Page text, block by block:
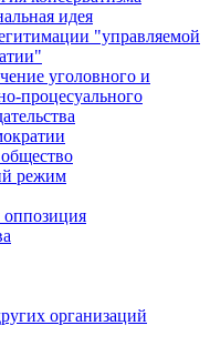
идея
"управляемой
уголовного и
процесуального
режим
организаций